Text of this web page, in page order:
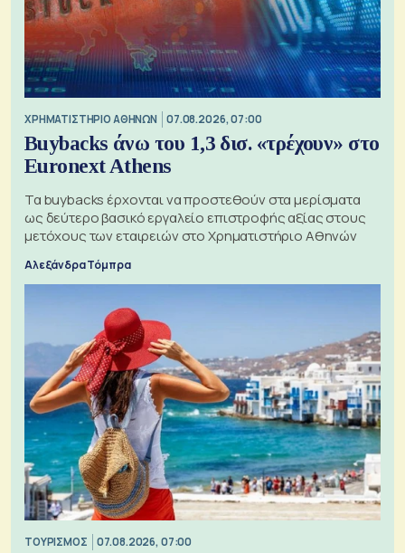
XΡΗΜΑΤΙΣΤΗΡΙΟ ΑΘΗΝΩΝ 07.08.2026, 07:00
Buybacks άνω του 1,3 δισ. «τρέχουν» στο
Euronext Athens
Τα buybacks έρχονται να προστεθούν στα μερίσματα
ως δεύτερο βασικό εργαλείο επιστροφής αξίας στους
μετόχους των εταιρειών στο Χρηματιστήριο Αθηνών
Αλεξάνδρα Τόμπρα
ΤΟΥΡΙΣΜΟΣ 07.08.2026, 07:00